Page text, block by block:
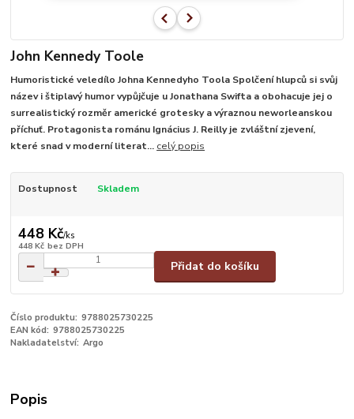
John Kennedy Toole
Humoristické veledílo Johna Kennedyho Toola Spolčení hlupců si svůj
název i štiplavý humor vypůjčuje u Jonathana Swifta a obohacuje jej o
surrealistický rozměr americké grotesky a výraznou neworleanskou
příchuť. Protagonista románu Ignácius J. Reilly je zvláštní zjevení,
které snad v moderní literat... celý popis
Dostupnost Skladem
448 Kč/ks
448 Kč bez DPH
Přidat do košíku
Číslo produktu: 9788025730225
EAN kód: 9788025730225
Nakladatelství: Argo
Popis